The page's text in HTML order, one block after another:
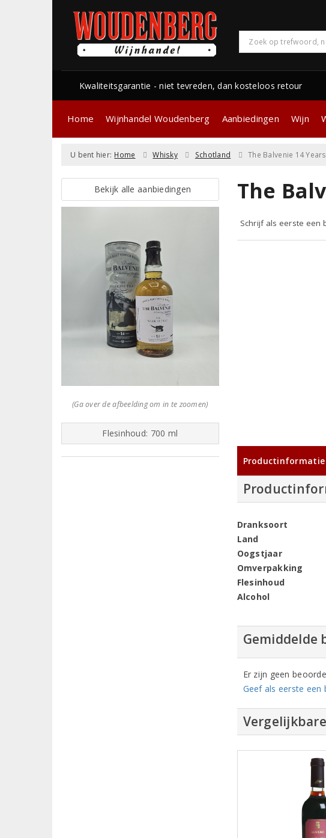
Kwaliteitsgarantie - niet tevreden, dan kosteloos retour
Home Wijnhandel Woudenberg Aanbiedingen Wijn
U bent hier: Home Whisky Schotland The Balvenie 14
Bekijk alle aanbiedingen
(Ga over de afbeelding om in te zoomen)
Flesinhoud: 700 ml
The
Schrijf als eerste een
Productinformatie
Dranksoort
Land
Oogstjaar
Omverpakking
Flesinhoud
Alcohol
Gemiddelde
Er zijn geen
Geef als eerste een